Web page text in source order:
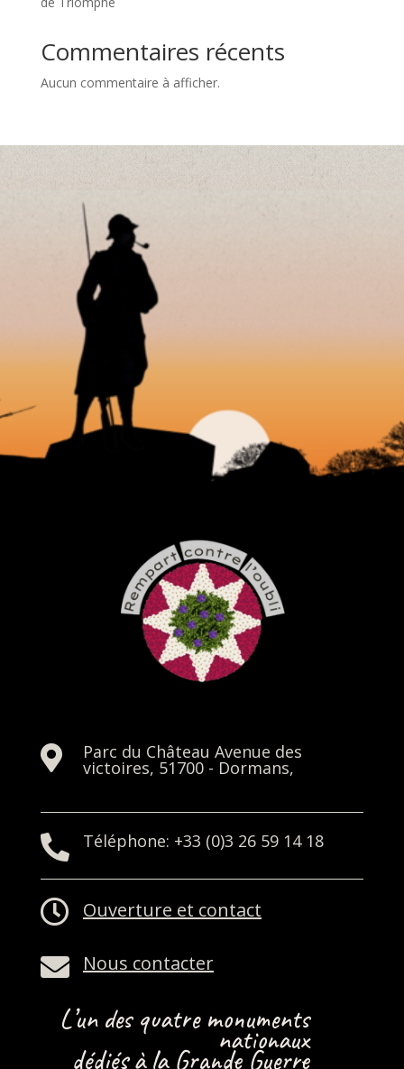
Commentaires récents
Aucun commentaire à afficher.
MEMORIAL DORMANS
 Parc du Château Avenue des
victoires, 51700 - Dormans,
 Téléphone: +33 (0)3 26 59 14 18
 Ouverture et contact
 Nous contacter
L’un des quatre monuments
nationaux
dédiés à la Grande Guerre